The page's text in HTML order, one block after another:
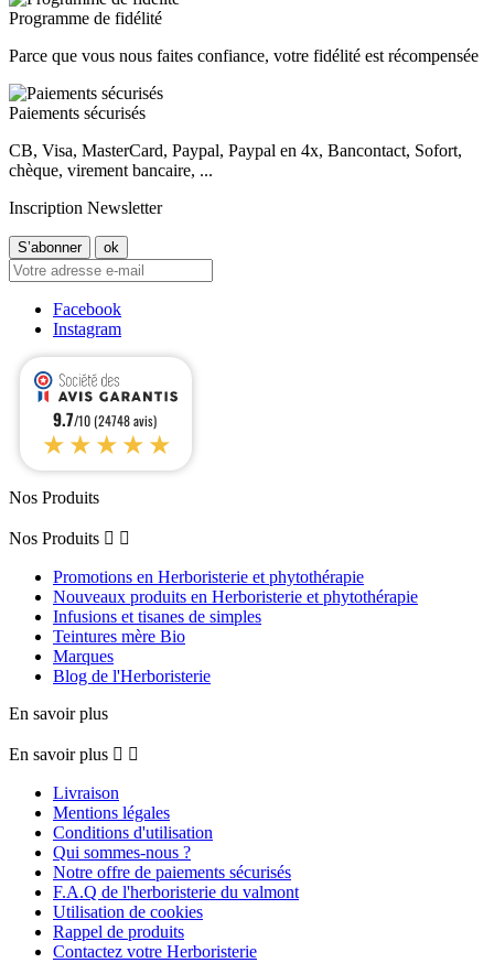
Programme de fidélité
Parce que vous nous faites confiance, votre fidélité est récompensée
Paiements sécurisés
CB, Visa, MasterCard, Paypal, Paypal en 4x, Bancontact, Sofort,
chèque, virement bancaire, ...
Inscription Newsletter
Facebook
Instagram
9.7/10 (24748 avis)
★★★★★
Nos Produits
Nos Produits  
Promotions en Herboristerie et phytothérapie
Nouveaux produits en Herboristerie et phytothérapie
Infusions et tisanes de simples
Teintures mère Bio
Marques
Blog de l'Herboristerie
En savoir plus
En savoir plus  
Livraison
Mentions légales
Conditions d'utilisation
Qui sommes-nous ?
Notre offre de paiements sécurisés
F.A.Q de l'herboristerie du valmont
Utilisation de cookies
Rappel de produits
Contactez votre Herboristerie